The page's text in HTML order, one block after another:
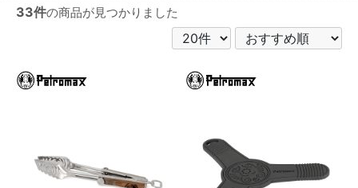
33件の商品が見つかりました